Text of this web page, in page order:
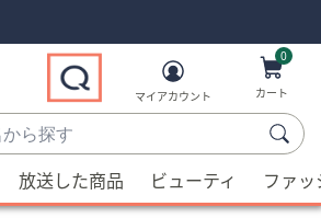
マイアカウント
0
カート
放送した商品 ビューティ ファ